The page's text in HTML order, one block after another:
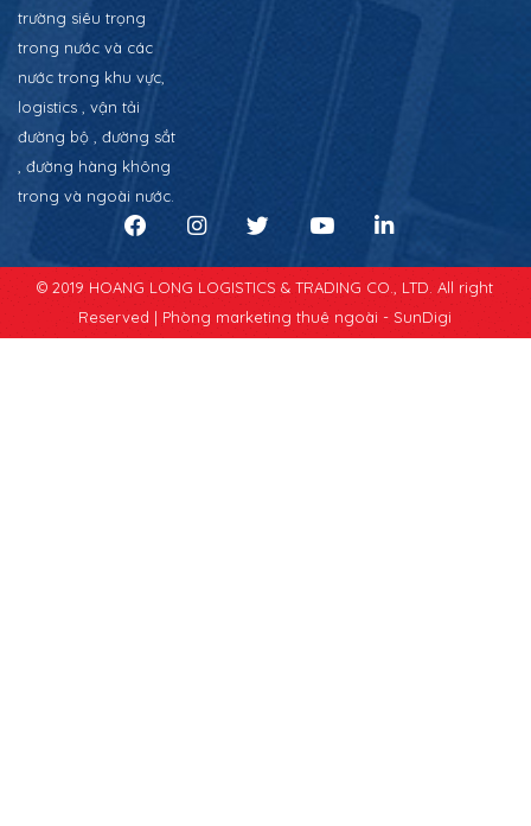
trường siêu trọng
trong nước và các
nước trong khu vực,
logistics , vận tải
đường bộ , đường sắt
, đường hàng không
trong và ngoài nước.
© 2019 HOANG LONG LOGISTICS & TRADING CO., LTD. All right
Reserved | Phòng marketing thuê ngoài - SunDigi